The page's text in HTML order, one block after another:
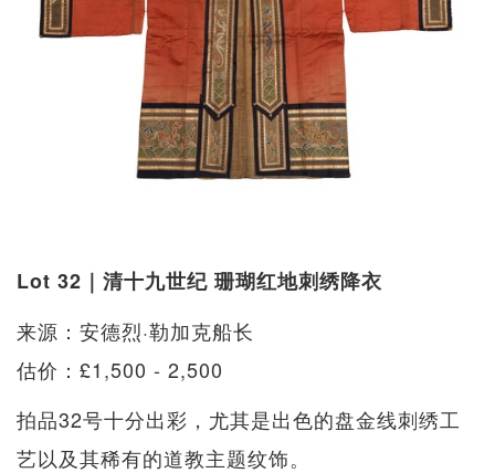
Lot 32｜清十九世纪 珊瑚红地刺绣降衣
来源：安德烈·勒加克船长
估价：£1,500 - 2,500
拍品32号十分出彩，尤其是出色的盘金线刺绣工
艺以及其稀有的道教主题纹饰。